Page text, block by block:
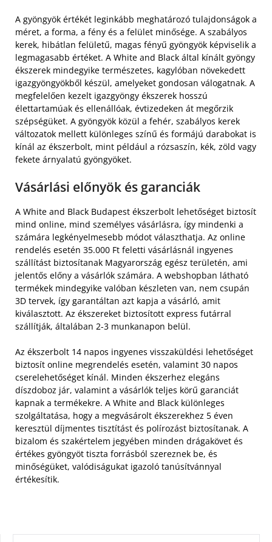
A gyöngyök értékét leginkább meghatározó tulajdonságok a
méret, a forma, a fény és a felület minősége. A szabályos
kerek, hibátlan felületű, magas fényű gyöngyök képviselik a
legmagasabb értéket. A White and Black által kínált gyöngy
ékszerek mindegyike természetes, kagylóban növekedett
igazgyöngyökből készül, amelyeket gondosan válogatnak. A
megfelelően kezelt igazgyöngy ékszerek hosszú
élettartamúak és ellenállóak, évtizedeken át megőrzik
szépségüket. A gyöngyök közül a fehér, szabályos kerek
változatok mellett különleges színű és formájú darabokat is
kínál az ékszerbolt, mint például a rózsaszín, kék, zöld vagy
fekete árnyalatú gyöngyöket.
Vásárlási előnyök és garanciák
A White and Black Budapest ékszerbolt lehetőséget biztosít
mind online, mind személyes vásárlásra, így mindenki a
számára legkényelmesebb módot választhatja. Az online
rendelés esetén 35.000 Ft feletti vásárlásnál ingyenes
szállítást biztosítanak Magyarország egész területén, ami
jelentős előny a vásárlók számára. A webshopban látható
termékek mindegyike valóban készleten van, nem csupán
3D tervek, így garantáltan azt kapja a vásárló, amit
kiválasztott. Az ékszereket biztosított express futárral
szállítják, általában 2-3 munkanapon belül.
Az ékszerbolt 14 napos ingyenes visszaküldési lehetőséget
biztosít online megrendelés esetén, valamint 30 napos
cserelehetőséget kínál. Minden ékszerhez elegáns
díszdoboz jár, valamint a vásárlók teljes körű garanciát
kapnak a termékekre. A White and Black különleges
szolgáltatása, hogy a megvásárolt ékszerekhez 5 éven
keresztül díjmentes tisztítást és polírozást biztosítanak. A
bizalom és szakértelem jegyében minden drágakövet és
értékes gyöngyöt tiszta forrásból szereznek be, és
minőségüket, valódiságukat igazoló tanúsítvánnyal
értékesítik.